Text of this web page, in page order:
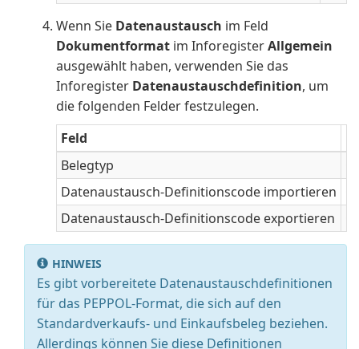
Wenn Sie Datenaustausch im Feld
Dokumentformat im InforegisterAllgemein
ausgewählt haben, verwenden Sie das
Inforegister Datenaustauschdefinition, um
die folgenden Felder festzulegen.
Feld
Belegtyp
Datenaustausch-Definitionscode importieren
Datenaustausch-Definitionscode exportieren
HINWEIS
Es gibt vorbereitete Datenaustauschdefinitionen
für das PEPPOL-Format, die sich auf den
Standardverkaufs- und Einkaufsbeleg beziehen.
Allerdings können Sie diese Definitionen